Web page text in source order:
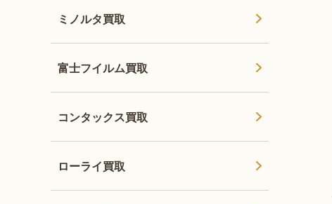
ミノルタ買取
富士フイルム買取
コンタックス買取
ローライ買取